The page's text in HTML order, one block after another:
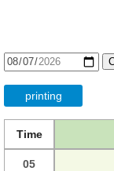
printing
Time
05